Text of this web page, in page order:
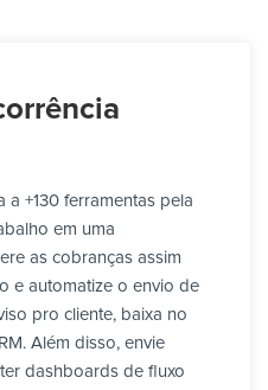
a +130 ferramentas pela
em uma
as cobranças assim
e automatize o envio de
pro cliente, baixa no
Além disso, envie
dashboards de fluxo